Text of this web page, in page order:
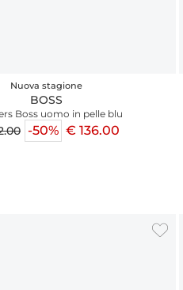
Nuova stagione
BOSS
Boss uomo in pelle blu
-50% € 136.00